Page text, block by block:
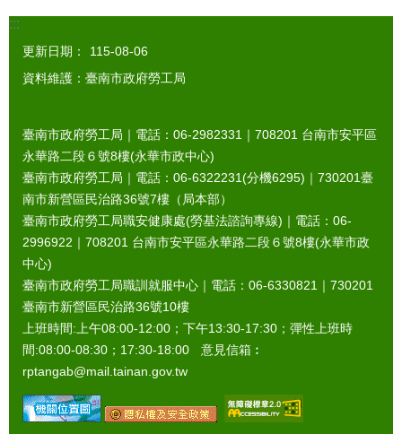
:::
更新日期：
115-08-06
資料維護：臺南市政府勞工局
臺南市政府勞工局｜電話：06-2982331｜ 708201 台南市安平區
永華路二段６號8樓(永華市政中心)
臺南市政府勞工局｜電話：06-6322231(分機6295)｜ 730201臺
南市新營區民治路36號7樓（局本部）
臺南市政府勞工局職安健康處(勞基法諮詢專線)｜電話：06-
2996922｜ 708201 台南市安平區永華路二段６號8樓(永華市政
中心)
臺南市政府勞工局職訓就服中心｜電話：06-6330821｜ 730201
臺南市新營區民治路36號10樓
上班時間:上午08:00-12:00；下午13:30-17:30；彈性上班時
間:08:00-08:30；17:30-18:00 意見信箱︰
rptangab@mail.tainan.gov.tw